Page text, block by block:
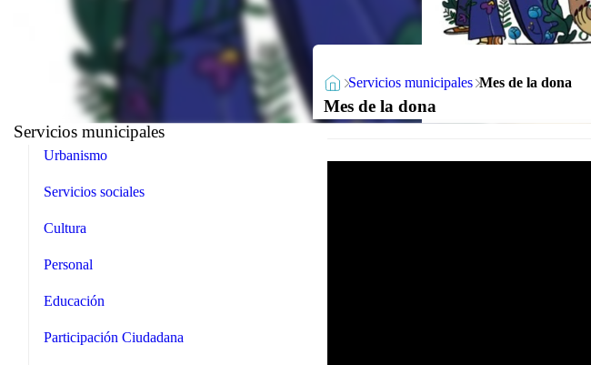
Servicios municipales Mes de la dona
Mes de la dona
Servicios municipales
Urbanismo
Servicios sociales
Cultura
Personal
Educación
Participación Ciudadana